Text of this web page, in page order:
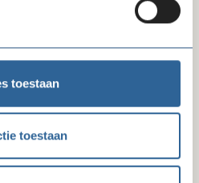
toestaan
toestaan
CBF-keurmerk